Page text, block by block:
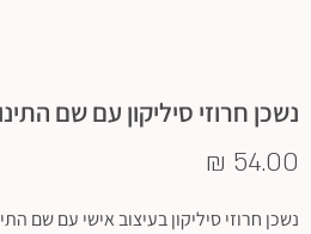
נשכן חרוזי סיליקון עם שם
נשכן חרוזי סיליקון בעיצוב אישי עם שם